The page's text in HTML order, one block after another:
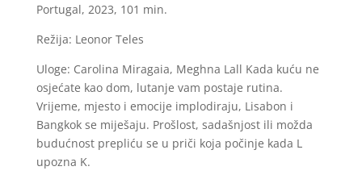
Portugal, 2023, 101 min.
Režija: Leonor Teles
Uloge: Carolina Miragaia, Meghna Lall Kada kuću ne
osjećate kao dom, lutanje vam postaje rutina.
Vrijeme, mjesto i emocije implodiraju, Lisabon i
Bangkok se miješaju. Prošlost, sadašnjost ili možda
budućnost prepliću se u priči koja počinje kada L
upozna K.